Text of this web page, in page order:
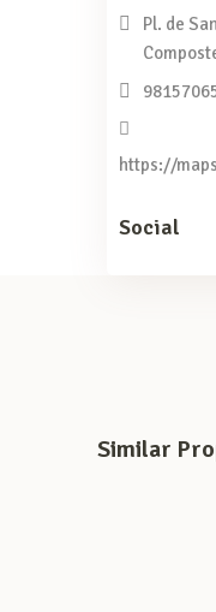
Pl. de
https://
Social
Similar